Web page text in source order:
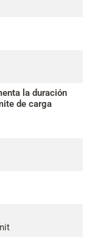
la duración
de carga